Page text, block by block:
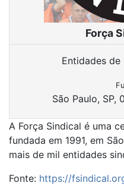
A Força Sindical é uma
fundada em 1991, em
mais de mil entidades
Fonte: https://
Força
Entidades de
São Paulo, SP,